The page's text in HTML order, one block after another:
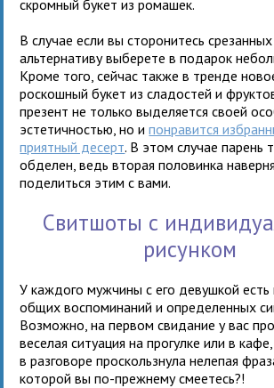
скромный букет из ромашек.
В случае если вы сторонитесь
альтернативу выберете в подарок
Кроме того, сейчас также в тренде
роскошный букет из сладостей и
презент не только выделяется своей
эстетичностью, но ипонравится
приятный десерт. В этом случае парень
обделен, ведь вторая половинка
поделиться этим с вами.
Свитшоты с
рисунком
У каждого мужчины с его девушкой
общих воспоминаний и определенных
Возможно, на первом свидание у вас
веселая ситуация на прогулке или в
в разговоре проскользнула нелепая
которой вы по-прежнему смеетесь?!